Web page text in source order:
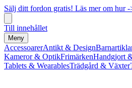
Sälj ditt fordon gratis! Läs mer om hur -
Till innehållet
Meny
AccessoarerAntikt & Design
Kameror & OptikFrimärkenHandgjort
Tablets & WearablesTrädgård & Växter